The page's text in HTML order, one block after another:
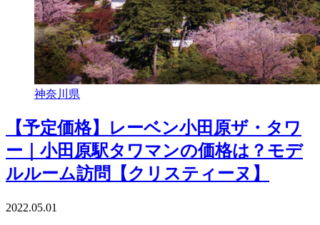
神奈川県
【予定価格】レーベン小田原ザ・タワ
ー｜小田原駅タワマンの価格は？モデ
ルルーム訪問【クリスティーヌ】
2022.05.01